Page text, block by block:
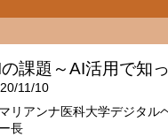
課題～AI活用で知
11/10
リアンナ医科大学デジタル
長